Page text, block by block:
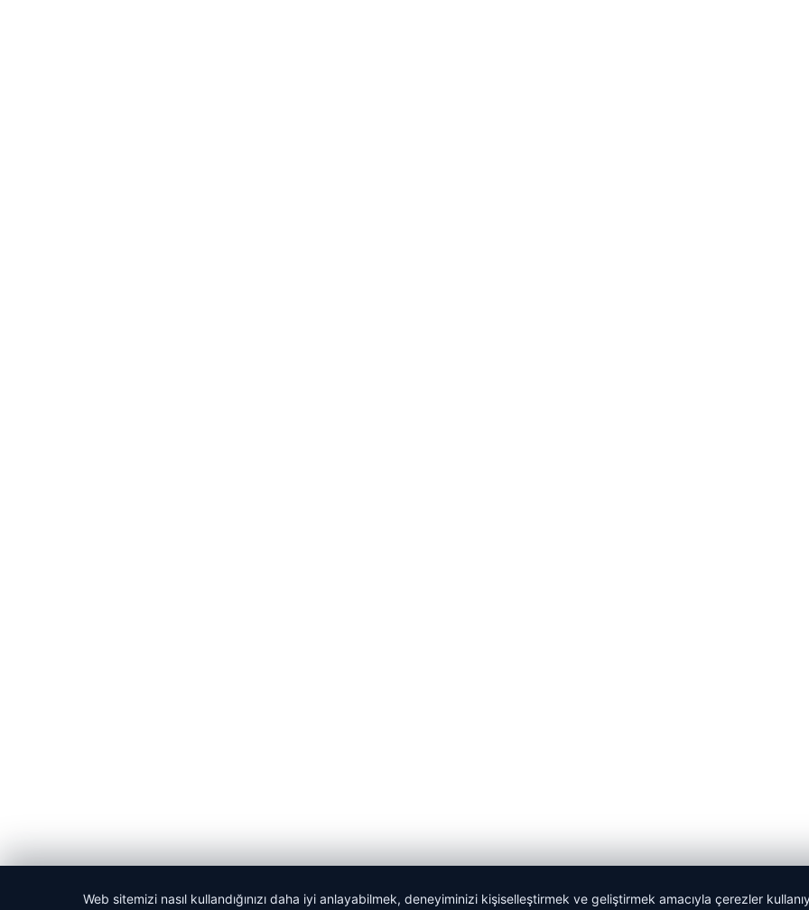
Web sitemizi nasıl kullandığınızı daha iyi anlayabilmek, deneyiminizi kişiselleştirmek ve geliştirmek amacıyla çerezler